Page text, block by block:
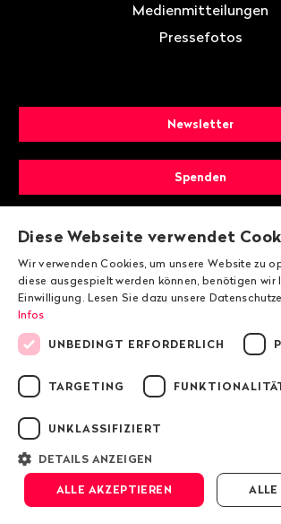
Medienmitteilungen
Pressefotos
Newsletter
Spenden
Mitglied werden
© 2026 Public Eye
Datenschutzrichtlinie von
Diese Webseite verwendet
Wir verwenden Cookies, um unsere Website zu
diese ausgespielt werden können, benötigen wir
Einwilligung. Lesen Sie dazu unsere
Infos
UNBEDINGT ERFORDERLICH
TARGETING
UNKLASSIFIZIERT
DETAILS ANZEIGEN
ALLE AKZEPTIEREN ALLE